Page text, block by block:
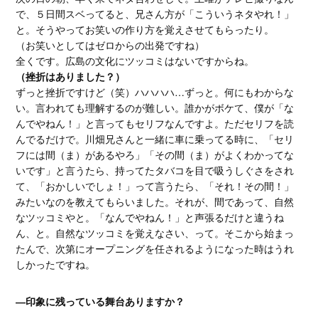
で、５日間スベってると、兄さん方が「こういうネタやれ！」
と。そうやってお笑いの作り方を覚えさせてもらったり。
（お笑いとしてはゼロからの出発ですね）
全くです。広島の文化にツッコミはないですからね。
（挫折はありました？）
ずっと挫折ですけど（笑）ハハハハ…ずっと。何にもわからな
い。言われても理解するのが難しい。誰かがボケて、僕が「な
んでやねん！」と言ってもセリフなんですよ。ただセリフを読
んでるだけで。川畑兄さんと一緒に車に乗ってる時に、「セリ
フには間（ま）があるやろ」「その間（ま）がよくわかってな
いです」と言うたら、持ってたタバコを目で吸うしぐさをされ
て、「おかしいでしょ！」って言うたら、「それ！その間！」
みたいなのを教えてもらいました。それが、間であって、自然
なツッコミやと。「なんでやねん！」と声張るだけと違うね
ん、と。自然なツッコミを覚えなさい、って。そこから始まっ
たんで、次第にオープニングを任されるようになった時はうれ
しかったですね。
―印象に残っている舞台ありますか？